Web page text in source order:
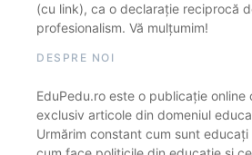
(cu link), ca o declarație reciprocă
profesionalism. Vă mulțumim!
DESPRE NOI
EduPedu.ro este o publicație
exclusiv articole din domeniul
Urmărim constant cum sunt